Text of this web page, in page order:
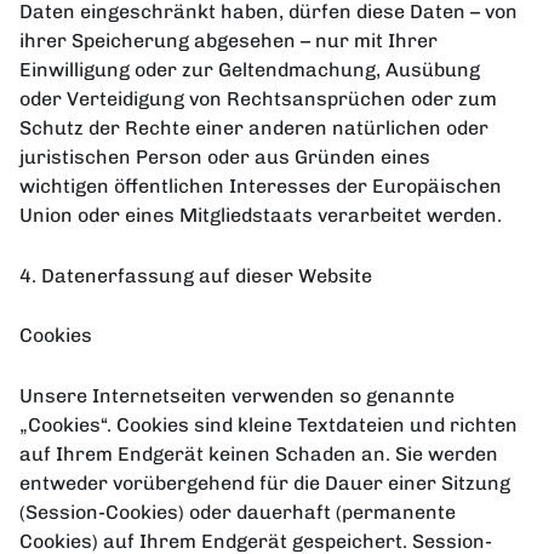
Daten eingeschränkt haben, dürfen diese Daten – von
ihrer Speicherung abgesehen – nur mit Ihrer
Einwilligung oder zur Geltendmachung, Ausübung
oder Verteidigung von Rechtsansprüchen oder zum
Schutz der Rechte einer anderen natürlichen oder
juristischen Person oder aus Gründen eines
wichtigen öffentlichen Interesses der Europäischen
Union oder eines Mitgliedstaats verarbeitet werden.
4. Datenerfassung auf dieser Website
Cookies
Unsere Internetseiten verwenden so genannte
„Cookies“. Cookies sind kleine Textdateien und richten
auf Ihrem Endgerät keinen Schaden an. Sie werden
entweder vorübergehend für die Dauer einer Sitzung
(Session-Cookies) oder dauerhaft (permanente
Cookies) auf Ihrem Endgerät gespeichert. Session-